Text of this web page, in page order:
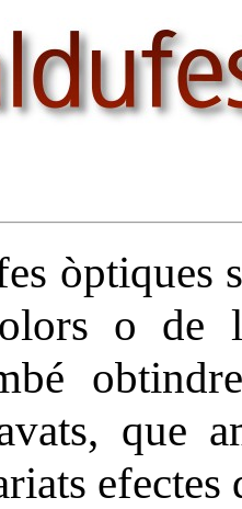
òptiques
o de
que
efectes